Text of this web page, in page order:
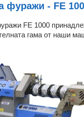
фуражи - FE
FE 1000
гама от наши